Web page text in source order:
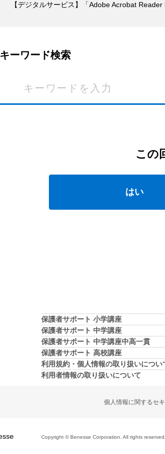
【デジタルサービス】「Adobe Acrobat
キーワード検索
この
はい
保護者サポート 小学講座
保護者サポート 中学講座
保護者サポート 中学講座中高一貫
保護者サポート 高校講座
利用規約・個人情報の取り扱いについ
利用者情報の取り扱いについて
個人情報に関するセ
Copyright © Benesse Corporation. All rights reserved.